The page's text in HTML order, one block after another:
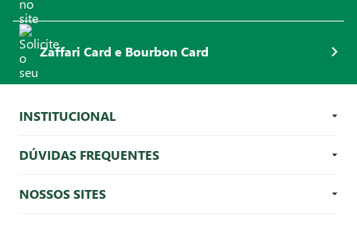
Zaffari Card e Bourbon Card
INSTITUCIONAL
DÚVIDAS FREQUENTES
NOSSOS SITES